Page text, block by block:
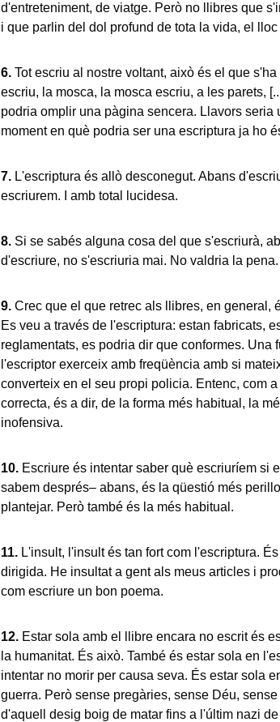
d'entreteniment, de viatge. Però no llibres que
i que parlin del dol profund de tota la vida, el
6.Tot escriu al nostre voltant, això és el que
escriu, la mosca, la mosca escriu, a les parets,
podria omplir una pàgina sencera. Llavors seria
moment en què podria ser una escriptura ja ho
7.L'escriptura és allò desconegut. Abans
escriurem. I amb total lucidesa.
8.Si se sabés alguna cosa del que s'escriurà,
d'escriure, no s'escriuria mai. No valdria la pena.
9.Crec que el que retrec als llibres, en general,
Es veu a través de l'escriptura: estan fabricats,
reglamentats, es podria dir que conformes. Una
l'escriptor exerceix amb freqüència amb si
converteix en el seu propi policia. Entenc, com
correcta, és a dir, de la forma més habitual, la
inofensiva.
10.Escriure és intentar saber què escriuríem si
sabem després– abans, és la qüestió més
plantejar. Però també és la més habitual.
11.L'insult, l'insult és tan fort com l'escriptura.
dirigida. He insultat a gent als meus articles i
com escriure un bon poema.
12.Estar sola amb el llibre encara no escrit és
la humanitat. És això. També és estar sola en
intentar no morir per causa seva. És estar sola
guerra. Però sense pregàries, sense Déu,
d'aquell desig boig de matar fins a l'últim nazi